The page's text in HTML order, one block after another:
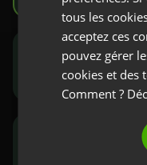
Marketeurs et
ONG et
tous les
acceptez ces
pouvez gérer
cookies et des
Comment ?